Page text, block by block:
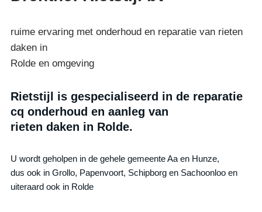
ruime ervaring met onderhoud en reparatie van rieten
daken in
Rolde en omgeving
Rietstijl is gespecialiseerd in de reparatie
cq onderhoud en aanleg van
rieten daken in Rolde.
U wordt geholpen in de gehele gemeente Aa en Hunze,
dus ook in Grollo, Papenvoort, Schipborg en Sachoonloo en
uiteraard ook in Rolde